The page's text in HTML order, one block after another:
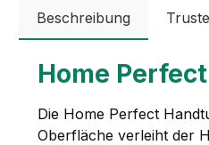
Beschreibung
Home
Die Home Perfect
Oberfläche verleiht der